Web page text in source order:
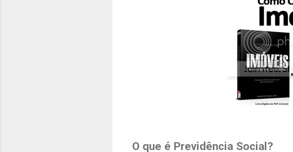
O que é Previdência Social?